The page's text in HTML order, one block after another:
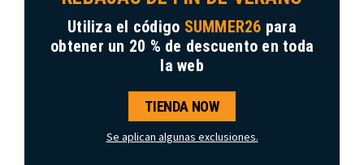
Utiliza el código SUMMER26 para
obtener un 20 % de descuento en toda
la web
TIENDA NOW
Se aplican algunas exclusiones.